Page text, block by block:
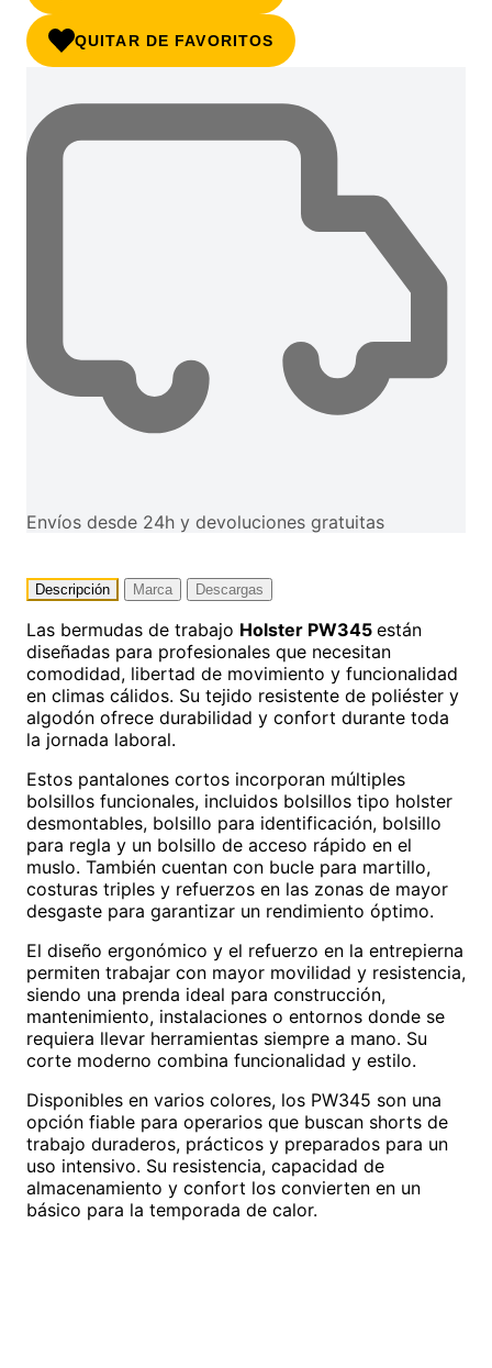
QUITAR DE FAVORITOS
Envíos desde 24h y devoluciones gratuitas
Descripción Marca Descargas
Las bermudas de trabajo Holster PW345 están
diseñadas para profesionales que necesitan
comodidad, libertad de movimiento y funcionalidad
en climas cálidos. Su tejido resistente de poliéster y
algodón ofrece durabilidad y confort durante toda
la jornada laboral.
Estos pantalones cortos incorporan múltiples
bolsillos funcionales, incluidos bolsillos tipo holster
desmontables, bolsillo para identificación, bolsillo
para regla y un bolsillo de acceso rápido en el
muslo. También cuentan con bucle para martillo,
costuras triples y refuerzos en las zonas de mayor
desgaste para garantizar un rendimiento óptimo.
El diseño ergonómico y el refuerzo en la entrepierna
permiten trabajar con mayor movilidad y resistencia,
siendo una prenda ideal para construcción,
mantenimiento, instalaciones o entornos donde se
requiera llevar herramientas siempre a mano. Su
corte moderno combina funcionalidad y estilo.
Disponibles en varios colores, los PW345 son una
opción fiable para operarios que buscan shorts de
trabajo duraderos, prácticos y preparados para un
uso intensivo. Su resistencia, capacidad de
almacenamiento y confort los convierten en un
básico para la temporada de calor.